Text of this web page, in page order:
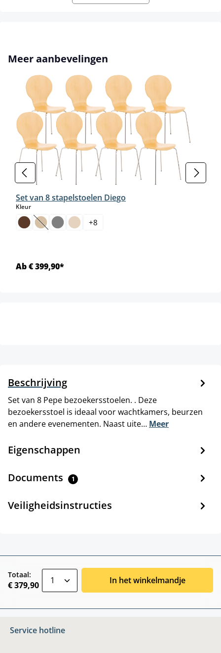
Productgalerij overslaan
Meer aanbevelingen
Set van 8 stapelstoelen Diego
Kleurselect
(Deze optie is momenteel niet beschikbaar.)
+8
Ab € 399,90*
Beschrijving
Set van 8 Pepe bezoekersstoelen. . Deze
bezoekersstoel is ideaal voor wachtkamers, beurzen
en andere evenementen. Naast uite… Meer
Eigenschappen
Documents 1
Veiligheidsinstructies
Totaal:
€ 379,90 In het winkelmandje
Service hotline